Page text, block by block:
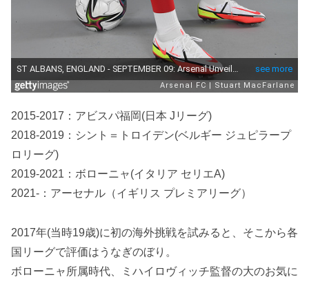
2015-2017：アビスパ福岡(日本 Jリーグ)
2018-2019：シント＝トロイデン(ベルギー ジュピラープ
ロリーグ)
2019-2021：ボローニャ(イタリア セリエA)
2021-：アーセナル（イギリス プレミアリーグ）
2017年(当時19歳)に初の海外挑戦を試みると、そこから各
国リーグで評価はうなぎのぼり。
ボローニャ所属時代、ミハイロヴィッチ監督の大のお気に